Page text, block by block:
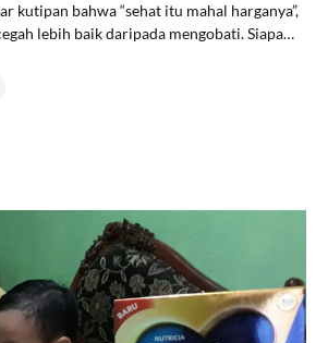
kutipan bahwa “sehat itu mahal harganya”,
lebih baik daripada mengobati. Siapa…